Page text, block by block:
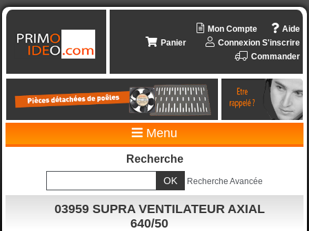
Aide
Mon Compte
Connexion S'inscrire
Panier
Commander
Menu
Recherche
Recherche Avancée
03959 SUPRA VENTILATEUR AXIAL
640/50